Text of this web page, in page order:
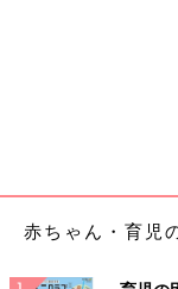
「息子の運転する車
て『パート先まで迎
乗る時にニヤニヤし
赤ちゃん・育児